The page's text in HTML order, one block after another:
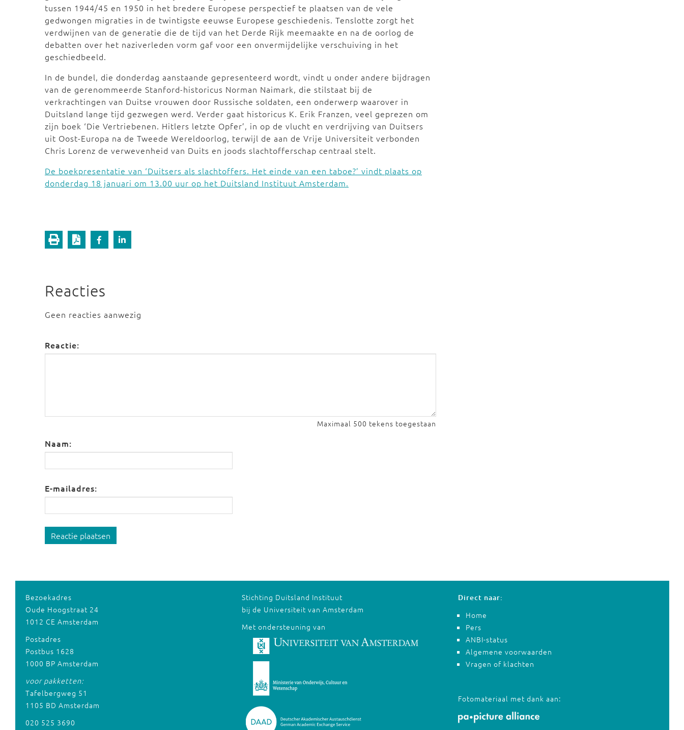
tussen 1944/45 en 1950 in het bredere Europese perspectief te plaatsen van de vele
gedwongen migraties in de twintigste eeuwse Europese geschiedenis. Tenslotte zorgt het
verdwijnen van de generatie die de tijd van het Derde Rijk meemaakte en na de oorlog de
debatten over het naziverleden vorm gaf voor een onvermijdelijke verschuiving in het
geschiedbeeld.
In de bundel, die donderdag aanstaande gepresenteerd wordt, vindt u onder andere bijdragen
van de gerenommeerde Stanford-historicus Norman Naimark, die stilstaat bij de
verkrachtingen van Duitse vrouwen door Russische soldaten, een onderwerp waarover in
Duitsland lange tijd gezwegen werd. Verder gaat historicus K. Erik Franzen, veel geprezen om
zijn boek ‘Die Vertriebenen. Hitlers letzte Opfer’, in op de vlucht en verdrijving van Duitsers
uit Oost-Europa na de Tweede Wereldoorlog, terwijl de aan de Vrije Universiteit verbonden
Chris Lorenz de verwevenheid van Duits en joods slachtofferschap centraal stelt.
De boekpresentatie van ‘Duitsers als slachtoffers. Het einde van een taboe?’ vindt plaats op
donderdag 18 januari om 13.00 uur op het Duitsland Instituut Amsterdam.
Reacties
Geen reacties aanwezig
Reactie:
Maximaal 500 tekens toegestaan
Naam:
E-mailadres:
Reactie plaatsen
Bezoekadres
Oude Hoogstraat 24
1012 CE Amsterdam
Postadres
Postbus 1628
1000 BP Amsterdam
voor pakketten:
Tafelbergweg 51
1105 BD Amsterdam
020 525 3690
Stichting Duitsland Instituut
bij de Universiteit van Amsterdam
Met ondersteuning van
Direct naar:
Home
Pers
ANBI-status
Algemene voorwaarden
Vragen of klachten
Fotomateriaal met dank aan: